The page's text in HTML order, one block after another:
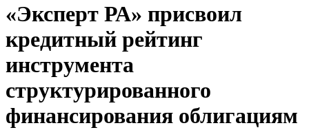
«Эксперт РА» присвоил
кредитный рейтинг
инструмента
структурированного
финансирования облигациям